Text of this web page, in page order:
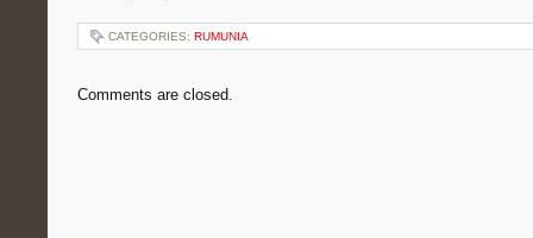
CATEGORIES: RUMUNIA
Comments are closed.